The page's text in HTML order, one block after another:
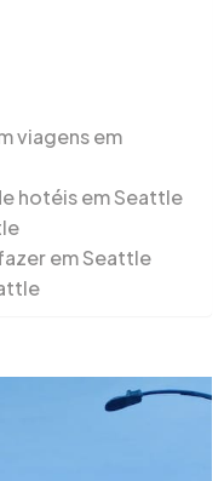
viagens em
hotéis em Seattle
em Seattle